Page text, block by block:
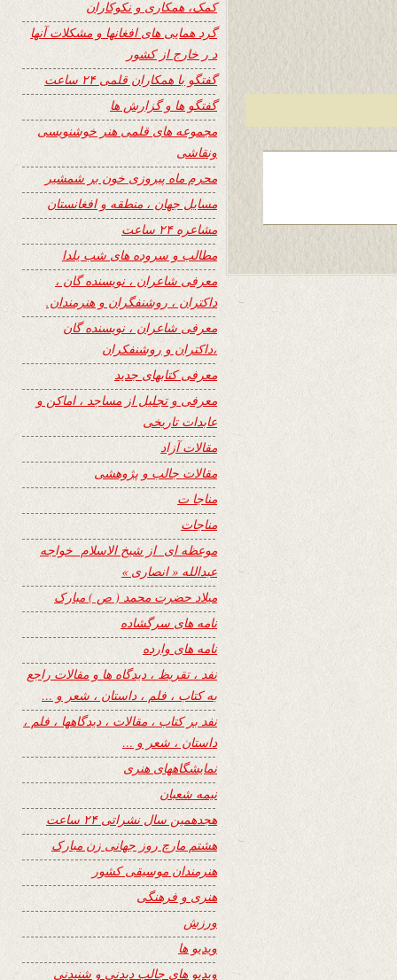
کمک، همکاری و نکوکاران
گرد همایی های افغانها و مشکلات آنها
د ر خارج از کشور
گفتگو با همکاران قلمی ۲۴ ساعت
گفتگو ها و گزارش ها
مجموعه های قلمی هنر خوشنویسی
ونقاشی
محرم ماه پیروزی خون بر شمشیر
مسایل جهان ، منطقه و افغانستان
مشاعره ۲۴ ساعت
مطالب و سروده های شب یلدا
معرفی شاعران ، نویسنده گان ،
داکتران ، روشنفگران و هنرمندان.
معرفی شاعران ، نویسنده گان
،داکتران و روشنفکران
معرفی کتابهای جدید
معرفی و تجلیل از مساجد ، اماکن و
عابدات تاریخی
مقالات آزاد
مقالات جالب و پژوهشی
مناجا ت
مناجات
موعظه ای از شیخ الاسلام خواجه
عبدالله « انصاری »
میلاد حضرت محمد ( ص ) مبارک
نامه های سرگشاده
نامه های وارده
نفد ، تقریظ ، دیدگاه ها و مقالات راجع
به کتاب ، فلم ، داستان ، شعر و …
نفد بر کتاب ، مقالات ، دیدگاهها ، فلم ،
داستان ، شعر و …
نمایشگاههای هنری
نیمه شعبان
هجدهمین سال نشراتی ۲۴ ساعت
هشتم مارچ روز جهانی زن مبارک
هنرمندان موسیقی کشور
هنری و فرهنگی
ورزش
ویدیو ها
ویدیو های جالب دیدنی و شنیدنی